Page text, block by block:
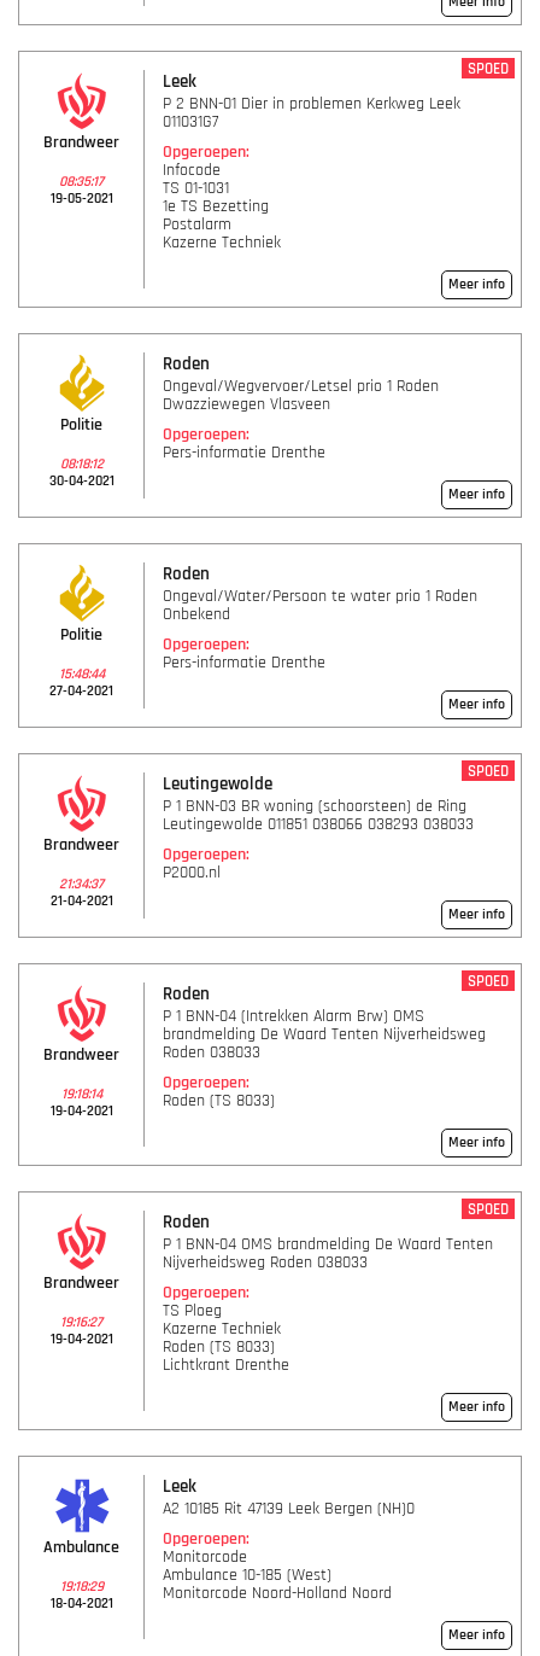
Brandweer
08:35:17
19-05-2021
Leek
SPOED
P 2 BNN-01 Dier in problemen Kerkweg Leek
011031G7
Opgeroepen:
Infocode
TS 01-1031
1e TS Bezetting
Postalarm
Kazerne Techniek
Meer info
Politie
08:18:12
30-04-2021
Roden
Ongeval/Wegvervoer/Letsel prio 1 Roden
Dwazziewegen Vlasveen
Opgeroepen:
Pers-informatie Drenthe
Meer info
Politie
15:48:44
27-04-2021
Roden
Ongeval/Water/Persoon te water prio 1 Roden
Onbekend
Opgeroepen:
Pers-informatie Drenthe
Meer info
Brandweer
21:34:37
21-04-2021
Leutingewolde
SPOED
P 1 BNN-03 BR woning (schoorsteen) de Ring
Leutingewolde 011851 038066 038293 038033
Opgeroepen:
P2000.nl
Meer info
Brandweer
19:18:14
19-04-2021
Roden
SPOED
P 1 BNN-04 (Intrekken Alarm Brw) OMS
brandmelding De Waard Tenten Nijverheidsweg
Roden 038033
Opgeroepen:
Roden (TS 8033)
Meer info
Brandweer
19:16:27
19-04-2021
Roden
SPOED
P 1 BNN-04 OMS brandmelding De Waard Tenten
Nijverheidsweg Roden 038033
Opgeroepen:
TS Ploeg
Kazerne Techniek
Roden (TS 8033)
Lichtkrant Drenthe
Meer info
Ambulance
19:18:29
18-04-2021
Leek
A2 10185 Rit 47139 Leek Bergen (NH)0
Opgeroepen:
Monitorcode
Ambulance 10-185 (West)
Monitorcode Noord-Holland Noord
Meer info